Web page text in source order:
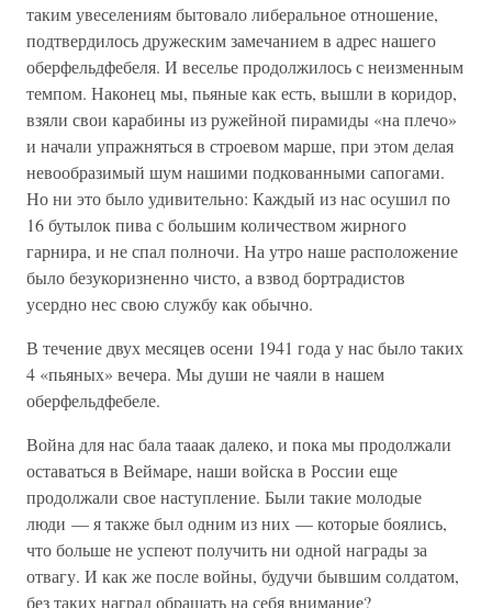
таким увеселениям бытовало либеральное отношение,
подтвердилось дружеским замечанием в адрес нашего
оберфельдфебеля. И веселье продолжилось с неизменным
темпом. Наконец мы, пьяные как есть, вышли в коридор,
взяли свои карабины из ружейной пирамиды «на плечо»
и начали упражняться в строевом марше, при этом делая
невообразимый шум нашими подкованными сапогами.
Но ни это было удивительно: Каждый из нас осушил по
16 бутылок пива с большим количеством жирного
гарнира, и не спал полночи. На утро наше расположение
было безукоризненно чисто, а взвод бортрадистов
усердно нес свою службу как обычно.
В течение двух месяцев осени 1941 года у нас было таких
4 «пьяных» вечера. Мы души не чаяли в нашем
оберфельдфебеле.
Война для нас бала тааак далеко, и пока мы продолжали
оставаться в Веймаре, наши войска в России еще
продолжали свое наступление. Были такие молодые
люди — я также был одним из них — которые боялись,
что больше не успеют получить ни одной награды за
отвагу. И как же после войны, будучи бывшим солдатом,
без таких наград обращать на себя внимание?